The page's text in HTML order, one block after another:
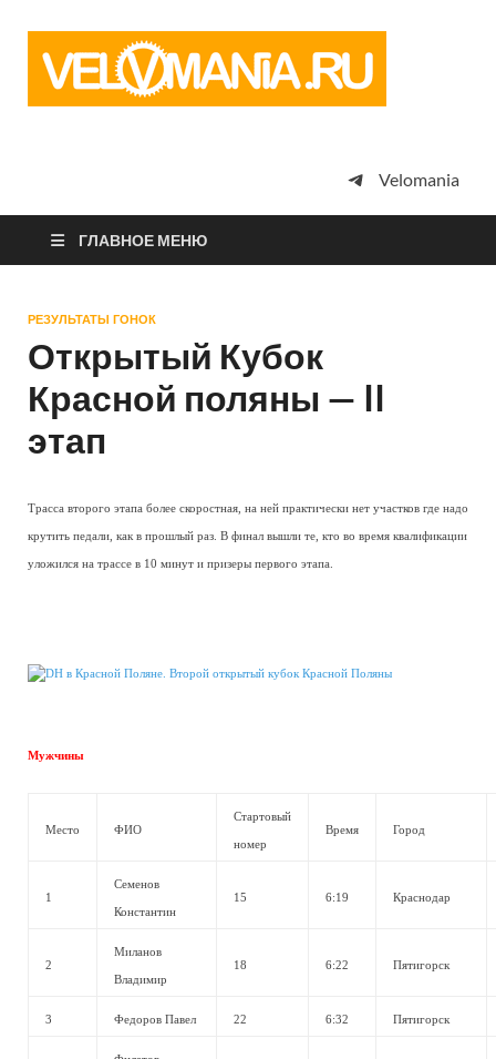
просто
Velomania
ГЛАВНОЕ МЕНЮ
РЕЗУЛЬТАТЫ ГОНОК
Открытый Кубок
Красной поляны — II
этап
Трасса второго этапа более скоростная, на ней практически нет участков где надо
крутить педали, как в прошлый раз. В финал вышли те, кто во время квалификации
уложился на трассе в 10 минут и призеры первого этапа.
Мужчины
Место ФИО
Стартовый
номер
Время Город
1
Семенов
Константин
15 6:19 Краснодар
2
Миланов
Владимир
18 6:22 Пятигорск
3 Федоров Павел 22 6:32 Пятигорск